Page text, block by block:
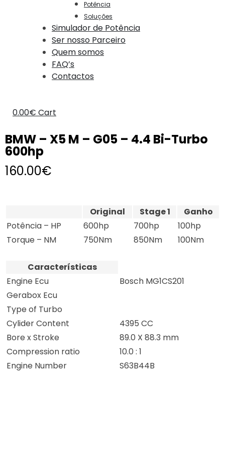
Potência
Soluções
Simulador de Potência
Ser nosso Parceiro
Quem somos
FAQ’s
Contactos
0.00€ Cart
BMW – X5 M – G05 – 4.4 Bi-Turbo
600hp
160.00€
Original Stage 1
Ganho
Potência – HP
600hp 700hp
100hp
Torque – NM
750Nm 850Nm 100Nm
Características
Engine Ecu
Bosch MG1CS201
Gerabox Ecu
Type of Turbo
Cylider Content
4395 CC
Bore x Stroke
89.0 X 88.3 mm
Compression ratio
10.0 : 1
Engine Number
S63B44B